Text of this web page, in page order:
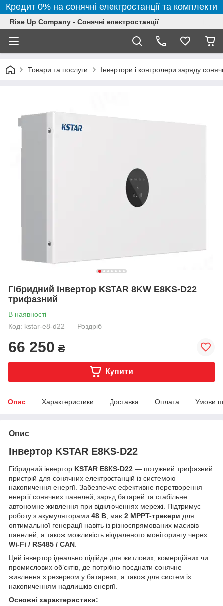
Кредит 0% на сонячні електростанції та комплекти
Rise Up Company - Сонячні електростанції
Товари та послуги Інвертори і контролери заряду
Гібридний інвертор KSTAR 8KW E8KS-D22
трифазний
В наявності
Код: kstar-e8-d22
Роздріб
66 250 ₴
Купити
Опис Характеристики Доставка Оплата Умови
Опис
Інвертор KSTAR E8KS-D22
Гібридний інвертор KSTAR E8KS-D22 — потужний трифазний
пристрій для сонячних електростанцій із системою
накопичення енергії. Забезпечує ефективне перетворення
енергії сонячних панелей, заряд батарей та стабільне
автономне живлення при відключеннях мережі. Підтримує
роботу з акумуляторами 48 В, має 2 MPPT-трекери для
оптимальної генерації навіть із різноспрямованих масивів
панелей, а також можливість віддаленого моніторингу через
Wi-Fi / RS485 / CAN.
Цей інвертор ідеально підійде для житлових, комерційних чи
промислових об’єктів, де потрібно поєднати сонячне
живлення з резервом у батареях, а також для систем із
накопиченням надлишків енергії.
Основні характеристики: